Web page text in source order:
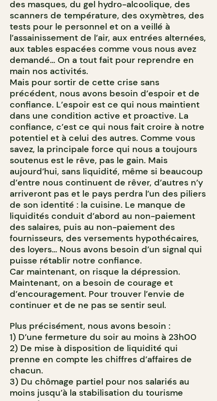
des masques, du gel hydro-alcoolique, des
scanners de température, des oxymètres, des
tests pour le personnel et on a veillé à
l’assainissement de l’air, aux entrées alternées,
aux tables espacées comme vous nous avez
demandé… On a tout fait pour reprendre en
main nos activités.
Mais pour sortir de cette crise sans
précédent, nous avons besoin d’espoir et de
confiance. L’espoir est ce qui nous maintient
dans une condition active et proactive. La
confiance, c’est ce qui nous fait croire à notre
potentiel et à celui des autres. Comme vous
savez, la principale force qui nous a toujours
soutenus est le rêve, pas le gain. Mais
aujourd’hui, sans liquidité, même si beaucoup
d’entre nous continuent de rêver, d’autres n’y
arriveront pas et le pays perdra l’un des piliers
de son identité : la cuisine. Le manque de
liquidités conduit d’abord au non-paiement
des salaires, puis au non-paiement des
fournisseurs, des versements hypothécaires,
des loyers… Nous avons besoin d’un signal qui
puisse rétablir notre confiance.
Car maintenant, on risque la dépression.
Maintenant, on a besoin de courage et
d’encouragement. Pour trouver l’envie de
continuer et de ne pas se sentir seul.
Plus précisément, nous avons besoin :
1) D’une fermeture du soir au moins à 23h00
2) De mise à disposition de liquidité qui
prenne en compte les chiffres d’affaires de
chacun.
3) Du chômage partiel pour nos salariés au
moins jusqu’à la stabilisation du tourisme